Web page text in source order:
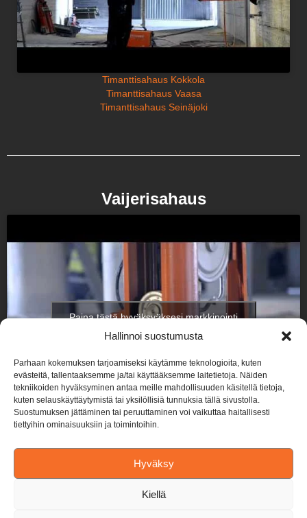
Hallinnoi suostumusta
Parhaan kokemuksen tarjoamiseksi käytämme teknologioita, kuten
evästeitä, tallentaaksemme ja/tai käyttääksemme laitetietoja. Näiden
tekniikoiden hyväksyminen antaa meille mahdollisuuden käsitellä tietoja,
kuten selauskäyttäytymistä tai yksilöllisiä tunnuksia tällä sivustolla.
Suostumuksen jättäminen tai peruuttaminen voi vaikuttaa haitallisesti
tiettyihin ominaisuuksiin ja toimintoihin.
Hyväksy
Kiellä
Timanttisahaus Kokkola
Timanttisahaus Vaasa
Timanttisahaus Seinäjoki
Vaijerisahaus
Paina tästä hyväksyäksesi markkinointi
evästeet ottaaksesi tämän sisällön käyttöön